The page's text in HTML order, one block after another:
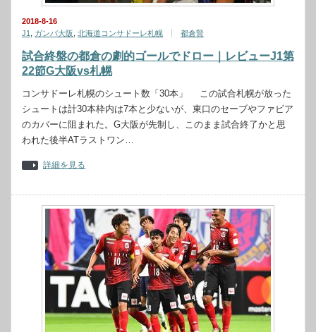
2018-8-16
J1
ガンバ大阪 北海道コンサドーレ札幌 都倉賢
試合終盤の都倉の劇的ゴールでドロー｜レビューJ1第
22節G大阪vs札幌
コンサドーレ札幌のシュート数「30本」 この試合札幌が放った
シュートは計30本枠内は7本と少ないが、東口のセーブやファビア
のカバーに阻まれた。G大阪が先制し、このまま試合終了かと思
われた後半ATラストワン…
詳細を見る